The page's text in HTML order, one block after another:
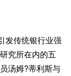
发传统银行业强
究所在内的五
汤姆?蒂利斯与